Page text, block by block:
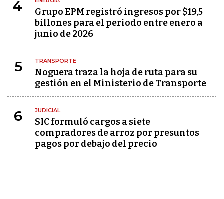
4
Grupo EPM registró ingresos por $19,5
billones para el periodo entre enero a
junio de 2026
5 TRANSPORTE
Noguera traza la hoja de ruta para su
gestión en el Ministerio de Transporte
6 JUDICIAL
SIC formuló cargos a siete
compradores de arroz por presuntos
pagos por debajo del precio